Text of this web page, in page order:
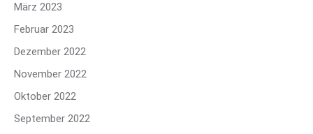
März 2023
Februar 2023
Dezember 2022
November 2022
Oktober 2022
September 2022